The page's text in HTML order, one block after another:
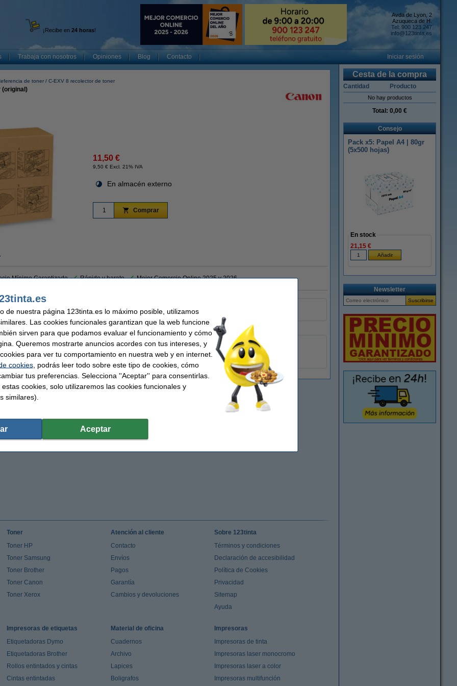
¡Recibe en 24 horas!
Avda de Lyon, 2
Azuqueca de H.
Tel: 900 123 247
info@123tinta.es
Trabaja con nosotros Opiniones Blog Contacto Iniciar sesión
de toner C-EXV 8 recolector de toner
(original)
11,50 €
9,50 € Excl. 21% IVA
En almacén externo
Comprar
Mínimo Garantizado Rápido y barato Mejor Comercio Online 2025 y 2026
EXV 8 para las iR3200C, iR3220C, CLC3200 y CLC3220.
Capacidad:
-
de toner Código EAN:
4250081509787
Núm. de item: 071499
Cesta de la compra
Cantidad Producto
No hay productos
Total: 0,00 €
Consejo
Pack x5: Papel A4 | 80gr
(5x500 hojas)
En stock
21,15 €
Newsletter
Toner
Toner HP
Toner Samsung
Toner Brother
Toner Canon
Toner Xerox
Atención al cliente
Contacto
Envíos
Pagos
Garantía
Cambios y devoluciones
Sobre 123tinta
Términos y condiciones
Declaración de accesibilidad
Política de Cookies
Privacidad
Sitemap
Ayuda
Impresoras de etiquetas
Etiquetadoras Dymo
Etiquetadoras Brother
Rollos entintados y cintas
Cintas entintadas
Material de oficina
Cuadernos
Archivo
Lapices
Boligrafos
Impresoras
Impresoras de tinta
Impresoras laser monocromo
Impresoras laser a color
Impresoras multifunción
de nuestra página 123tinta.es lo máximo posible, utilizamos
Las cookies funcionales garantizan que la web funcione
sirven para que podamos evaluar el funcionamiento y cómo
Queremos mostrarte anuncios acordes con tus intereses, y
para ver tu comportamiento en nuestra web y en internet.
cookies, podrás leer todo sobre este tipo de cookies, cómo
tus preferencias. Selecciona ''Aceptar'' para consentirlas.
cookies, solo utilizaremos las cookies funcionales y
similares).
Aceptar